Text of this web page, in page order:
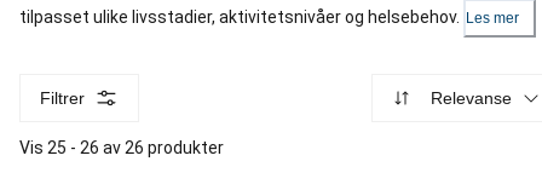
tilpasset ulike livsstadier, aktivitetsnivåer og helsebehov.
Les mer
Filtrer Relevanse
Vis 25 - 26 av 26 produkter